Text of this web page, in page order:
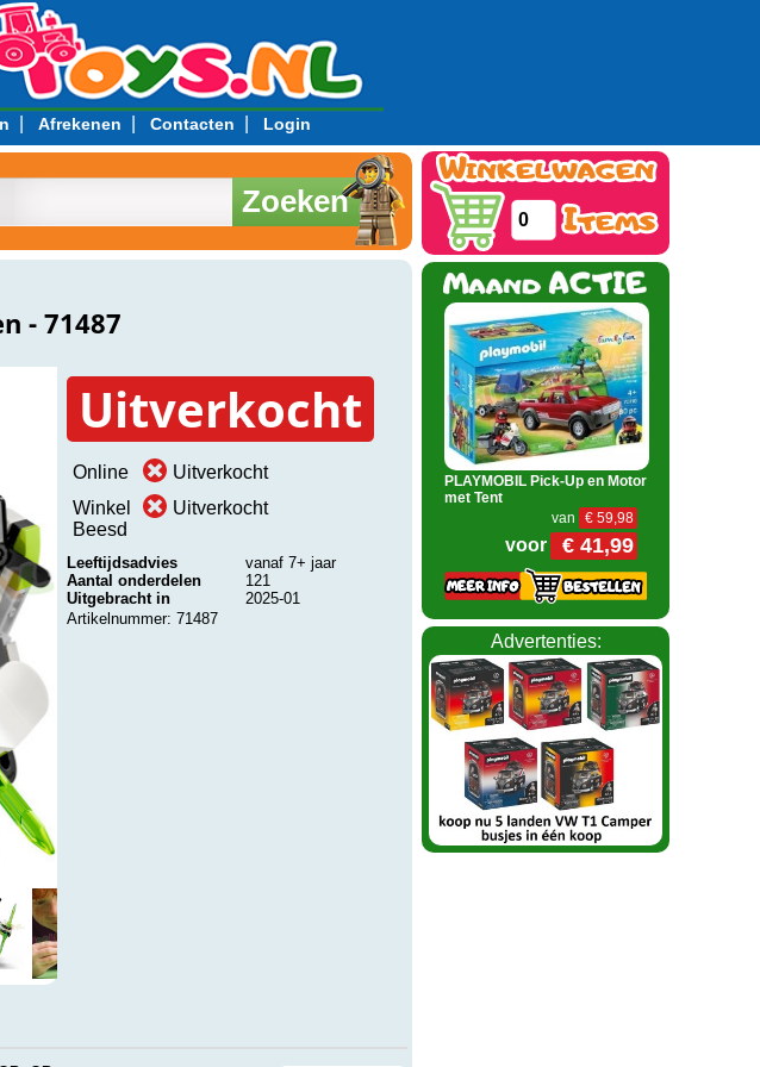
Afrekenen Contacten Login
Zoeken
- 71487
Uitverkocht
Online
Uitverkocht
Winkel
Beesd
Uitverkocht
Leeftijdsadvies
vanaf 7+ jaar
Aantal onderdelen
121
Uitgebracht in
2025-01
Artikelnummer: 71487
0
PLAYMOBIL Pick-Up en Motor
met Tent
€ 59,98
van
€ 41,99
voor
Advertenties: